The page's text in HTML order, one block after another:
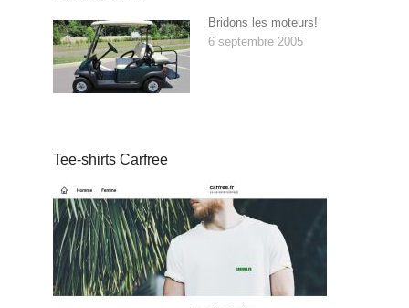
Bridons les moteurs!
6 septembre 2005
Tee-shirts Carfree